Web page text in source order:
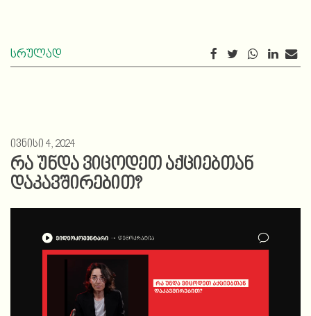
სრულად
ივნისი 4, 2024
რა უნდა ვიცოდეთ აქციებთან
დაკავშირებით?